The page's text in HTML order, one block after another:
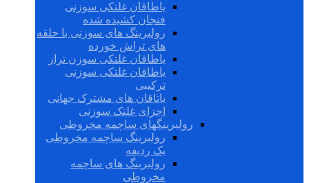
یاطاقان غلتکی سوزنی
فنجان کشیده شده
رولبرینگ های سوزنی با حلقه
های تراش خورده
یاطاقان غلتکی سوزن تراز
یاطاقان غلتکی سوزنی
ترکیبی
یاتاقان های مشترک جهانی
اجزای غلتک سوزنی
رولبرینگهای ساچمه مخروطی
رولبرینگ ساچمه مخروطی
یک ردیفه
رولبرینگ های ساچمه
مخروطی